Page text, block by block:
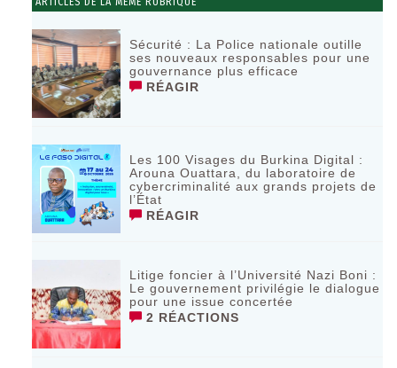
Sécurité : La Police nationale outille
ses nouveaux responsables pour une
gouvernance plus efficace
RÉAGIR
Les 100 Visages du Burkina Digital :
Arouna Ouattara, du laboratoire de
cybercriminalité aux grands projets de
l’État
RÉAGIR
Litige foncier à l’Université Nazi Boni :
Le gouvernement privilégie le dialogue
pour une issue concertée
2 RÉACTIONS